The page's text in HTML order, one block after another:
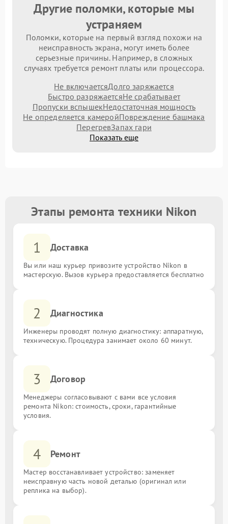
Другие поломки, которые мы
устраняем
Поломки, которые на первый взгляд похожи на
неисправность экрана, могут иметь более
серьезные причины. Например, в сложных
случаях требуется ремонт платы или процессора.
Не включаетсяДолго заряжается
Быстро разряжаетсяНе срабатывает
Пропуски вспышекНедостаточная мощность
Не определяется камеройПовреждение башмака
ПерегревЗапах гари
Показать еще
Этапы ремонта техники Nikon
1 Доставка
Вы или наш курьер привозите устройство Nikon в
мастерскую. Вызов курьера предоставляется бесплатно
2 Диагностика
Инженеры проводят полную диагностику: аппаратную,
техническую. Процедура занимает около 60 минут.
3 Договор
Менеджеры согласовывают с вами все условия
ремонта Nikon: стоимость, сроки, гарантийные
условия.
4 Ремонт
Мастер восстанавливает устройство: заменяет
неисправную часть новой деталью (оригинал или
реплика на выбор).